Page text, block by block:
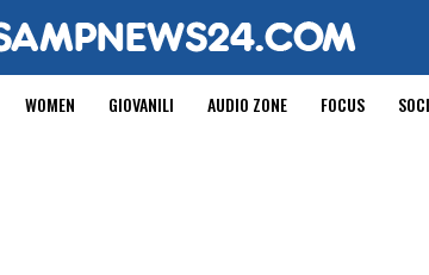
WOMEN GIOVANILI AUDIO ZONE FOCUS